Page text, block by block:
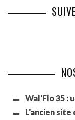
Wal'Flo 35 :
L'ancien